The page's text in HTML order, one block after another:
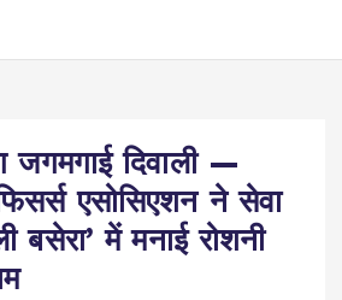
दिवाली —
एसोसिएशन ने सेवा
बसेरा’ में मनाई रोशनी